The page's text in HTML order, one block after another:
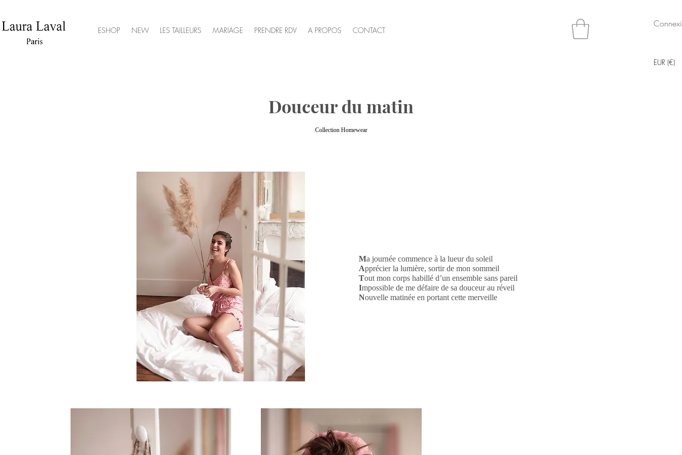
ESHOP NEW LES TAILLEURS MARIAGE PRENDRE RDV A PROPOS CONTACT
EUR (€)
Douceur du matin
Collection Homewear
Ma journée commence à la lueur du soleil
Apprécier la lumière, sortir de mon sommeil
Tout mon corps habillé d’un ensemble sans pareil
Impossible de me défaire de sa douceur au réveil
Nouvelle matinée en portant cette merveille